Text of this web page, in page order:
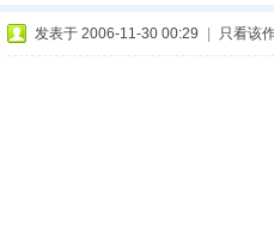
发表于 2006-11-30 00:29 只看该